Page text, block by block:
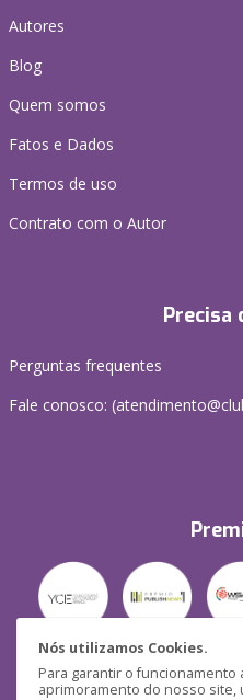
Nós utilizamos Cookies.
Para garantir o
aprimoramento do nosso site,
Autores
Blog
Quem somos
Fatos e Dados
Termos de uso
Contrato com o Autor
Precisa
Perguntas frequentes
Fale conosco: (